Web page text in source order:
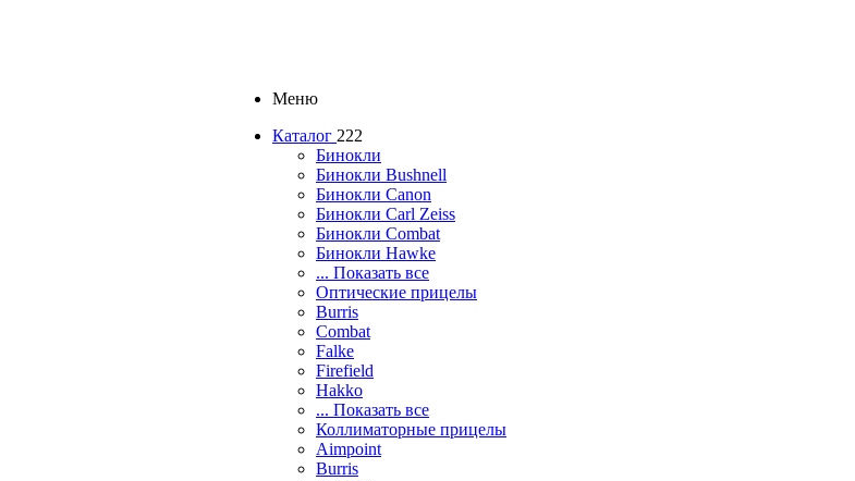
Меню
Каталог 222
Бинокли
Бинокли Bushnell
Бинокли Canon
Бинокли Carl Zeiss
Бинокли Combat
Бинокли Hawke
... Показать все
Оптические прицелы
Burris
Combat
Falke
Firefield
Hakko
... Показать все
Коллиматорные прицелы
Aimpoint
Burris